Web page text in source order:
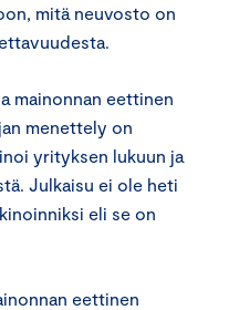
mitä neuvosto on
mainonnan eettinen
menettely on
yrityksen lukuun ja
Julkaisu ei ole heti
eli se on
eettinen